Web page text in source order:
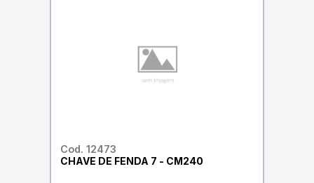
Cod. 12473
CHAVE DE FENDA 7 - CM240